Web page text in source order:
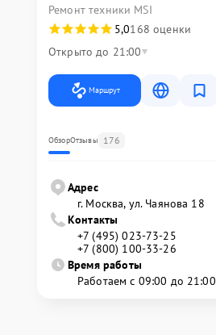
Ремонт техники MSI
5,0168 оценки
Открыто до 21:00
Маршрут
ОбзорОтзывы 176
Адрес
г. Москва, ул. Чаянова 18
Контакты
+7 (495) 023-73-25
+7 (800) 100-33-26
Время работы
Работаем с 09:00 до 21:00